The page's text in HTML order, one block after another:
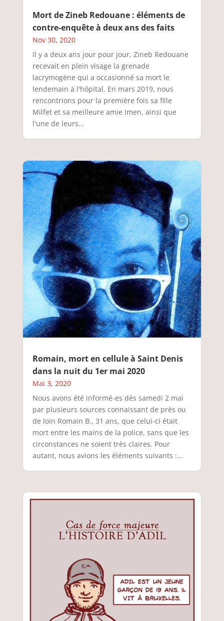
Mort de Zineb Redouane : éléments de
contre-enquête à deux ans des faits
Nov 30, 2020
Il y a deux ans jour pour jour, Zineb Redouane
recevait en plein visage la grenade
lacrymogène qui a occasionné sa mort le
lendemain à l'hôpital. En mars 2019, nous
rencontrions pour la première fois sa fille
Milfet et sa meilleure amie Imen, ainsi que
l'une de leurs...
Romain, mort en cellule à Saint Denis
dans la nuit du 1er mai 2020
Mai 3, 2020
Nous avons été informé-es dés samedi 2 mai
par plusieurs sources connaissant de près ou
de loin Romain B., 31 ans, que celui-ci était
mort entre les mains de la police, sans que les
circonstances ne soient très claires. Pour
autant, nous avions les éléments suivants :...